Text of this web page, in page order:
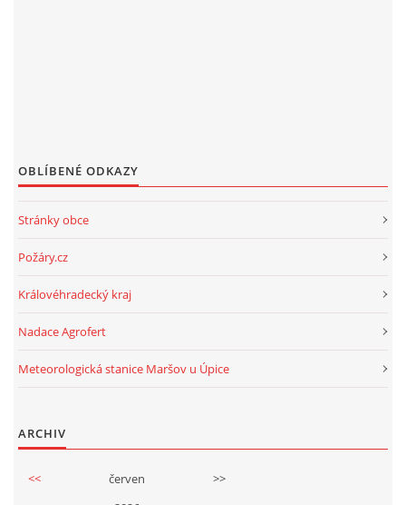
OBLÍBENÉ ODKAZY
Stránky obce
Požáry.cz
Královéhradecký kraj
Nadace Agrofert
Meteorologická stanice Maršov u Úpice
ARCHIV
<< červen
>>